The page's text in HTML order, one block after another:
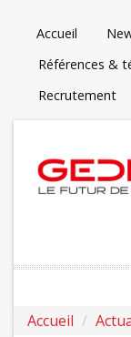
Accueil
Références &
Recrutement
Accueil